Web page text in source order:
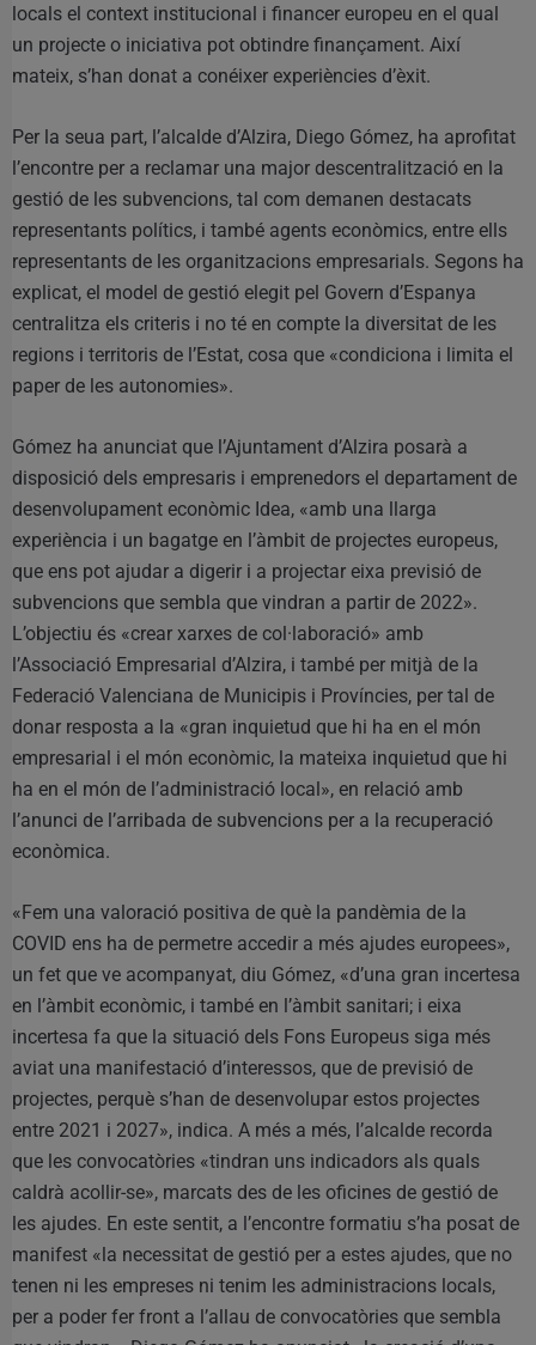
locals el context institucional i financer europeu en el qual
un projecte o iniciativa pot obtindre finançament. Així
mateix, s’han donat a conéixer experiències d’èxit.
Per la seua part, l’alcalde d’Alzira, Diego Gómez, ha aprofitat
l’encontre per a reclamar una major descentralització en la
gestió de les subvencions, tal com demanen destacats
representants polítics, i també agents econòmics, entre ells
representants de les organitzacions empresarials. Segons ha
explicat, el model de gestió elegit pel Govern d’Espanya
centralitza els criteris i no té en compte la diversitat de les
regions i territoris de l’Estat, cosa que «condiciona i limita el
paper de les autonomies».
Gómez ha anunciat que l’Ajuntament d’Alzira posarà a
disposició dels empresaris i emprenedors el departament de
desenvolupament econòmic Idea, «amb una llarga
experiència i un bagatge en l’àmbit de projectes europeus,
que ens pot ajudar a digerir i a projectar eixa previsió de
subvencions que sembla que vindran a partir de 2022».
L’objectiu és «crear xarxes de col·laboració» amb
l’Associació Empresarial d’Alzira, i també per mitjà de la
Federació Valenciana de Municipis i Províncies, per tal de
donar resposta a la «gran inquietud que hi ha en el món
empresarial i el món econòmic, la mateixa inquietud que hi
ha en el món de l’administració local», en relació amb
l’anunci de l’arribada de subvencions per a la recuperació
econòmica.
«Fem una valoració positiva de què la pandèmia de la
COVID ens ha de permetre accedir a més ajudes europees»,
un fet que ve acompanyat, diu Gómez, «d’una gran incertesa
en l’àmbit econòmic, i també en l’àmbit sanitari; i eixa
incertesa fa que la situació dels Fons Europeus siga més
aviat una manifestació d’interessos, que de previsió de
projectes, perquè s’han de desenvolupar estos projectes
entre 2021 i 2027», indica. A més a més, l’alcalde recorda
que les convocatòries «tindran uns indicadors als quals
caldrà acollir-se», marcats des de les oficines de gestió de
les ajudes. En este sentit, a l’encontre formatiu s’ha posat de
manifest «la necessitat de gestió per a estes ajudes, que no
tenen ni les empreses ni tenim les administracions locals,
per a poder fer front a l’allau de convocatòries que sembla